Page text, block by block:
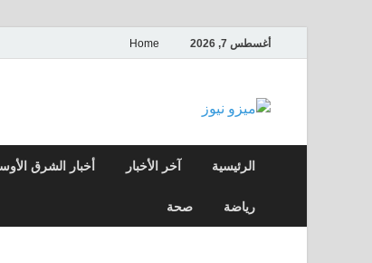
أغسطس 7, 2026 Home
ميزو نيوز
الرئيسية آخر الأخبار أخبار الشرق
رياضة صحة